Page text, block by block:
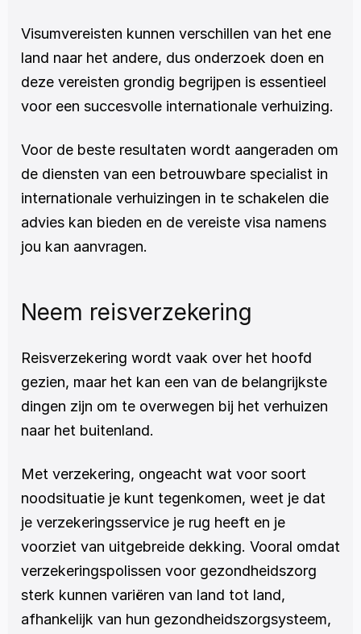
Visumvereisten kunnen verschillen van het ene
land naar het andere, dus onderzoek doen en
deze vereisten grondig begrijpen is essentieel
voor een succesvolle internationale verhuizing.
Voor de beste resultaten wordt aangeraden om
de diensten van een betrouwbare specialist in
internationale verhuizingen in te schakelen die
advies kan bieden en de vereiste visa namens
jou kan aanvragen.
Neem reisverzekering
Reisverzekering wordt vaak over het hoofd
gezien, maar het kan een van de belangrijkste
dingen zijn om te overwegen bij het verhuizen
naar het buitenland.
Met verzekering, ongeacht wat voor soort
noodsituatie je kunt tegenkomen, weet je dat
je verzekeringsservice je rug heeft en je
voorziet van uitgebreide dekking. Vooral omdat
verzekeringspolissen voor gezondheidszorg
sterk kunnen variëren van land tot land,
afhankelijk van hun gezondheidszorgsysteem,